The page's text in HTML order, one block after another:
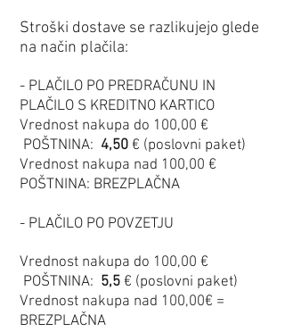
Stroški dostave se razlikujejo glede
na način plačila:
- PLAČILO PO PREDRAČUNU IN
PLAČILO S KREDITNO KARTICO
Vrednost nakupa do 100,00 €
POŠTNINA: 4,50 € (poslovni paket)
Vrednost nakupa nad 100,00 €
POŠTNINA: BREZPLAČNA
- PLAČILO PO POVZETJU
Vrednost nakupa do 100,00 €
POŠTNINA: 5,5 € (poslovni paket)
Vrednost nakupa nad 100,00€ =
BREZPLAČNA